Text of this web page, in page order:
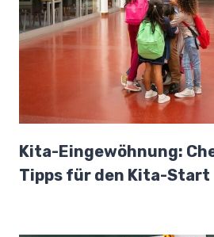
Kita-Eingewöhnung:
Tipps für den Kita-Start